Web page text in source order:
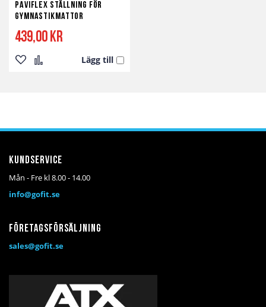
Paviflex Ställning för
Gymnastikmattor
439,00 kr
Lägg till
Lägg Lägg
Kundservice
Mån - Fre kl 8.00 - 14.00
info@gofit.se
Företagsförsäljning
sales@gofit.se